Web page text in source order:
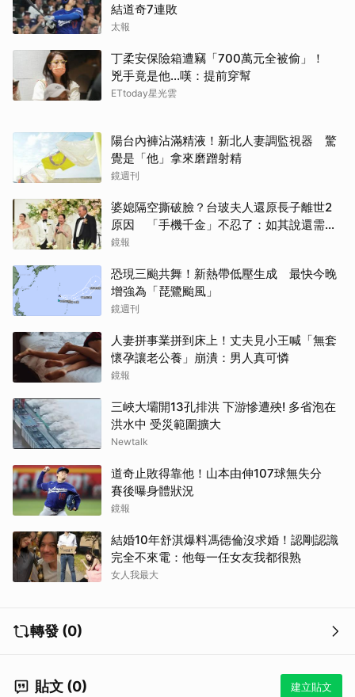
結道奇7連敗
太報
丁柔安保險箱遭竊「700萬元全被偷」！
兇手竟是他...嘆：提前穿幫
ETtoday星光雲
陽台內褲沾滿精液！新北人妻調監視器 驚
覺是「他」拿來磨蹭射精
鏡週刊
婆媳隔空撕破臉？台玻夫人還原長子離世2
原因 「手機千金」不忍了：如其說還需要
離開嗎？
鏡報
恐現三颱共舞！新熱帶低壓生成 最快今晚
增強為「琵鷺颱風」
鏡週刊
人妻拼事業拼到床上！丈夫見小王喊「無套
懷孕讓老公養」崩潰：男人真可憐
鏡報
三峽大壩開13孔排洪 下游慘遭殃! 多省泡在
洪水中 受災範圍擴大
Newtalk
道奇止敗得靠他！山本由伸107球無失分
賽後曝身體狀況
鏡報
結婚10年舒淇爆料馮德倫沒求婚！認剛認識
完全不來電：他每一任女友我都很熟
女人我最大
轉發 (0)
貼文 (0) 建立貼文